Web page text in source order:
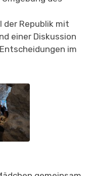
der Republik mit
einer Diskussion
im